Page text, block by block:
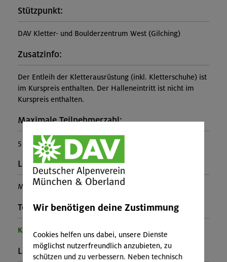
Stützpunkt:
DAV Kletter- und Boulderzentrum West (Gilching)
Zusatzinfo:
Der Entleih der Kletterausrüstung (inkl. Kletterschuhe) ist
im Kurspreis enthalten. Der Halleneintritt ist nicht im
Kurspreis enthalten.
Maximale Teilnehmerzahl:
5
Leiter*in:
Markus Blersch
Teilprogramm:
Kinder- und Jugendprogramm
Leistung:
Wir benötigen deine Zustimmung
Cookies helfen uns dabei, unsere Dienste
möglichst nutzerfreundlich anzubieten, zu
schützen und zu verbessern. Neben technisch